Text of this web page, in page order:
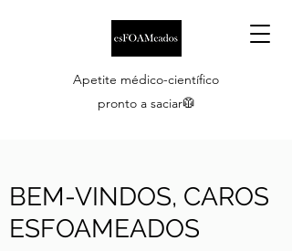
Apetite médico-científico
pronto a saciar🥼
BEM-VINDOS, CAROS
ESFOAMEADOS